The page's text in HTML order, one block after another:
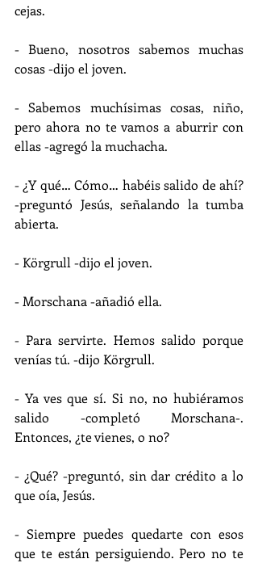
cejas.
- Bueno, nosotros sabemos muchas
cosas -dijo el joven.
- Sabemos muchísimas cosas, niño,
pero ahora no te vamos a aburrir con
ellas -agregó la muchacha.
- ¿Y qué… Cómo… habéis salido de ahí?
-preguntó Jesús, señalando la tumba
abierta.
- Körgrull -dijo el joven.
- Morschana -añadió ella.
- Para servirte. Hemos salido porque
venías tú. -dijo Körgrull.
- Ya ves que sí. Si no, no hubiéramos
salido -completó Morschana-.
Entonces, ¿te vienes, o no?
- ¿Qué? -preguntó, sin dar crédito a lo
que oía, Jesús.
- Siempre puedes quedarte con esos
que te están persiguiendo. Pero no te